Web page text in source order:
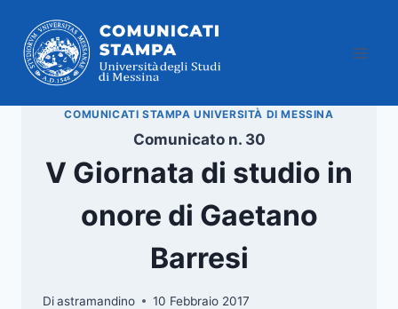
contenuto
COMUNICATI STAMPA UNIVERSITÀ DI MESSINA
Comunicato n. 30
V Giornata di studio in
onore di Gaetano
Barresi
Diastramandino 10 Febbraio 2017